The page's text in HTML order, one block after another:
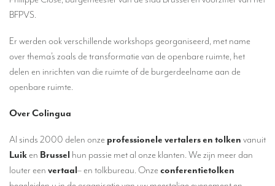
Simultaantolken op afstand
Een meertalige videoconferentie organiseren
Tolken op Europees niveau
Conferentietolken in Brussel
Simultaantolken voor kleine groepen
Tolken voor vips
BFPVS.
Er werden ook verschillende workshops georganiseerd, met name
over thema’s zoals de transformatie van de openbare ruimte, het
delen en inrichten van die ruimte of de burgerdeelname aan de
openbare ruimte.
Over Colingua
Al sinds 2000 delen onze professionele vertalers en tolken vanuit
Luiken Brussel hun passie met al onze klanten. We zijn meer dan
louter een vertaal– en tolkbureau. Onze conferentietolken